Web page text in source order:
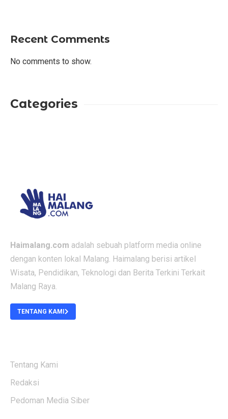
Recent Comments
No comments to show.
Categories
Haimalang.com adalah sebuah platform media online
dengan konten lokal Malang. Haimalang berisi artikel
Wisata, Pendidikan, Teknologi dan Berita Terkini Terkait
Malang Raya.
TENTANG KAMI
Tentang Kami
Redaksi
Pedoman Media Siber